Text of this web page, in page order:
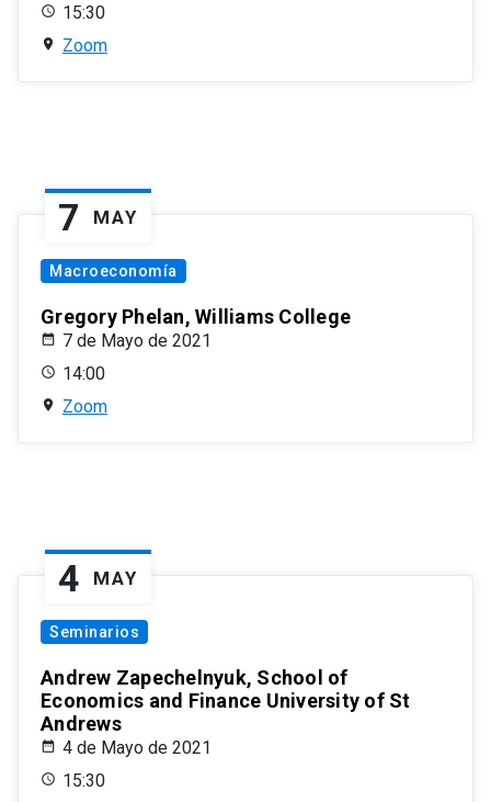
15:30
Zoom
7 MAY
Macroeconomía
Gregory Phelan, Williams College
7 de Mayo de 2021
14:00
Zoom
4 MAY
Seminarios
Andrew Zapechelnyuk, School of
Economics and Finance University of St
Andrews
4 de Mayo de 2021
15:30